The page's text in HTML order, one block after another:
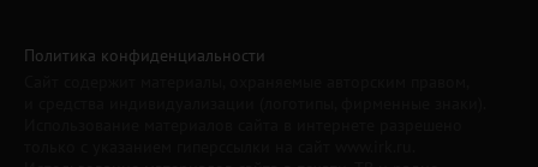
Политика конфиденциальности